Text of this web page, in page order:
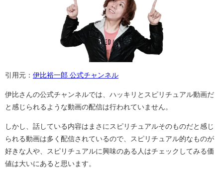
引用元： 伊比裕一郎 公式チャンネル
伊比さんの公式チャンネルでは、ハッキリとスピリチュアル動画だ
と感じられるような動画の配信は行われていません。
しかし、話している内容はまさにスピリチュアルそのものだと感じ
られる動画は多く配信されているので、スピリチュアル的なものが
好きな人や、スピリチュアルに興味のある人はチェックしてみる価
値は大いにあると思います。